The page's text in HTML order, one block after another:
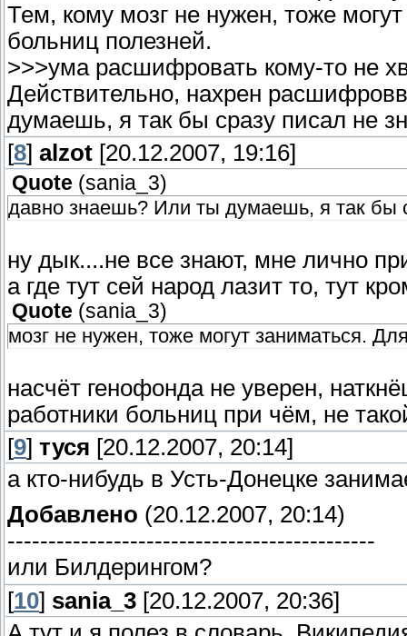
}
void Wall (void)
{
this->speed=20;
vector Stena= UTIL_Vec_To_Origin(this-
this->velocity= Stena*this->speed;
if (udar==true) return;
}
Тем, кому мозг не нужен, тоже
больниц полезней.
>>>ума расшифровать кому-то не
Действительно, нахрен
думаешь, я так бы сразу писал не
[8] alzot [20.12.2007, 19:16]
Quote (sania_3)
давно знаешь? Или ты думаешь, я так бы
ну дык....не все знают, мне лично
а где тут сей народ лазит то, тут
Quote (sania_3)
мозг не нужен, тоже могут заниматься.
насчёт генофонда не уверен,
работники больниц при чём, не
[9] туся [20.12.2007, 20:14]
а кто-нибудь в Усть-Донецке
Добавлено (20.12.2007, 20:14)
---------------------------------------------
или Билдерингом?
[10] sania_3 [20.12.2007, 20:36]